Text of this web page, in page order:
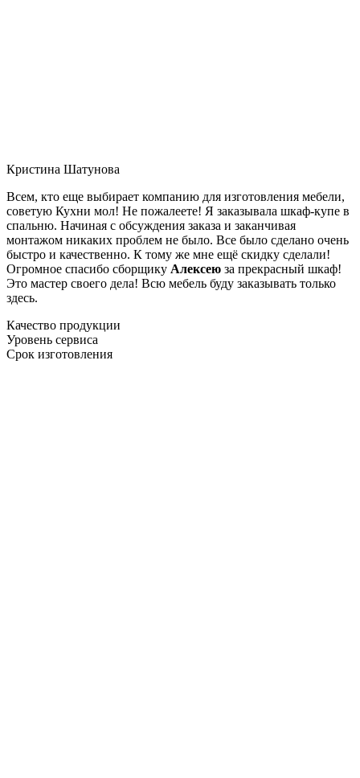
Кристина Шатунова
Всем, кто еще выбирает компанию для изготовления мебели,
советую Кухни мол! Не пожалеете! Я заказывала шкаф-купе в
спальню. Начиная с обсуждения заказа и заканчивая
монтажом никаких проблем не было. Все было сделано очень
быстро и качественно. К тому же мне ещё скидку сделали!
Огромное спасибо сборщику Алексею за прекрасный шкаф!
Это мастер своего дела! Всю мебель буду заказывать только
здесь.
Качество продукции
Уровень сервиса
Срок изготовления